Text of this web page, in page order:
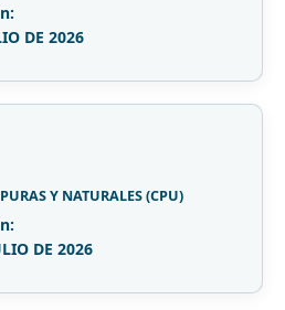
DE 2026
Y NATURALES (CPU)
DE 2026